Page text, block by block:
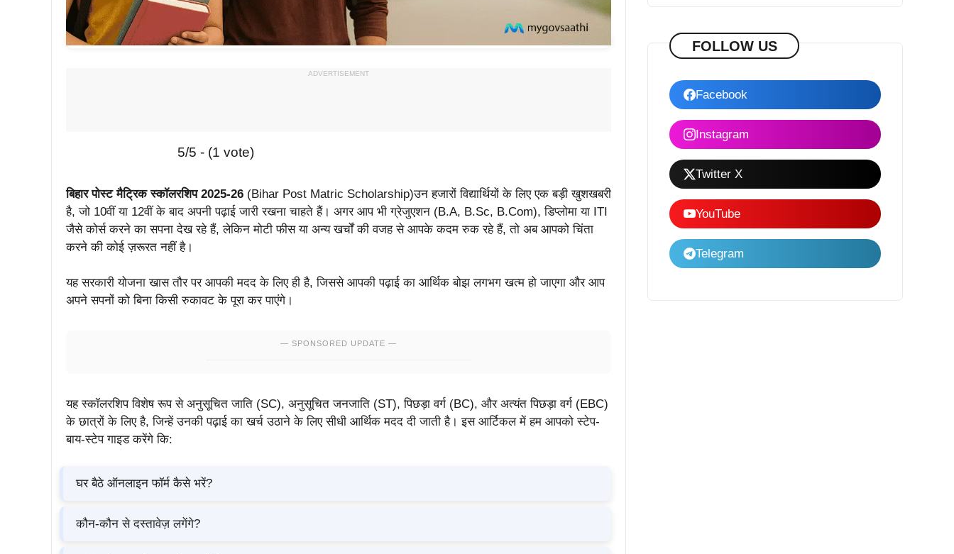
ADVERTISEMENT
5/5 - (1 vote)
बिहार पोस्ट मैट्रिक स्कॉलरशिप 2025-26 (Bihar Post Matric Scholarship)उन हजारों विद्यार्थियों के लिए एक बड़ी खुशखबरी
है, जो 10वीं या 12वीं के बाद अपनी पढ़ाई जारी रखना चाहते हैं। अगर आप भी ग्रेजुएशन (B.A, B.Sc, B.Com), डिप्लोमा या ITI
जैसे कोर्स करने का सपना देख रहे हैं, लेकिन मोटी फीस या अन्य खर्चों की वजह से आपके कदम रुक रहे हैं, तो अब आपको चिंता
करने की कोई ज़रूरत नहीं है।
यह सरकारी योजना खास तौर पर आपकी मदद के लिए ही है, जिससे आपकी पढ़ाई का आर्थिक बोझ लगभग खत्म हो जाएगा और आप
अपने सपनों को बिना किसी रुकावट के पूरा कर पाएंगे।
— SPONSORED UPDATE —
यह स्कॉलरशिप विशेष रूप से अनुसूचित जाति (SC), अनुसूचित जनजाति (ST), पिछड़ा वर्ग (BC), और अत्यंत पिछड़ा वर्ग (EBC)
के छात्रों के लिए है, जिन्हें उनकी पढ़ाई का खर्च उठाने के लिए सीधी आर्थिक मदद दी जाती है। इस आर्टिकल में हम आपको स्टेप-
बाय-स्टेप गाइड करेंगे कि:
घर बैठे ऑनलाइन फॉर्म कैसे भरें?
कौन-कौन से दस्तावेज़ लगेंगे?
FOLLOW US
Facebook
Instagram
Twitter X
YouTube
Telegram